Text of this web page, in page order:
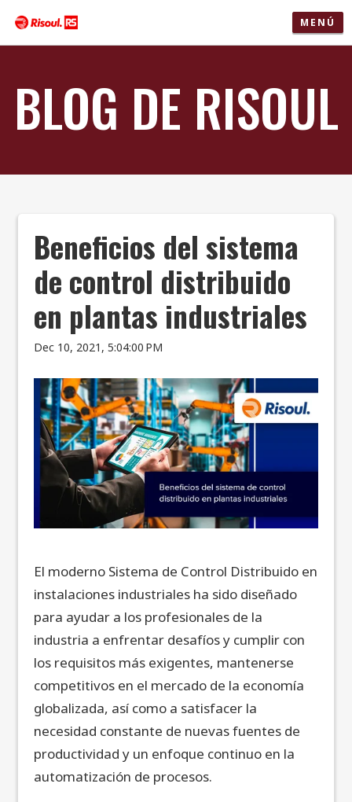
MENÚ
BLOG DE RISOUL
Beneficios del sistema
de control distribuido
en plantas industriales
Dec 10, 2021, 5:04:00 PM
El moderno Sistema de Control Distribuido en
instalaciones industriales ha sido diseñado
para ayudar a los profesionales de la
industria a enfrentar desafíos y cumplir con
los requisitos más exigentes, mantenerse
competitivos en el mercado de la economía
globalizada, así como a satisfacer la
necesidad constante de nuevas fuentes de
productividad y un enfoque continuo en la
automatización de procesos.